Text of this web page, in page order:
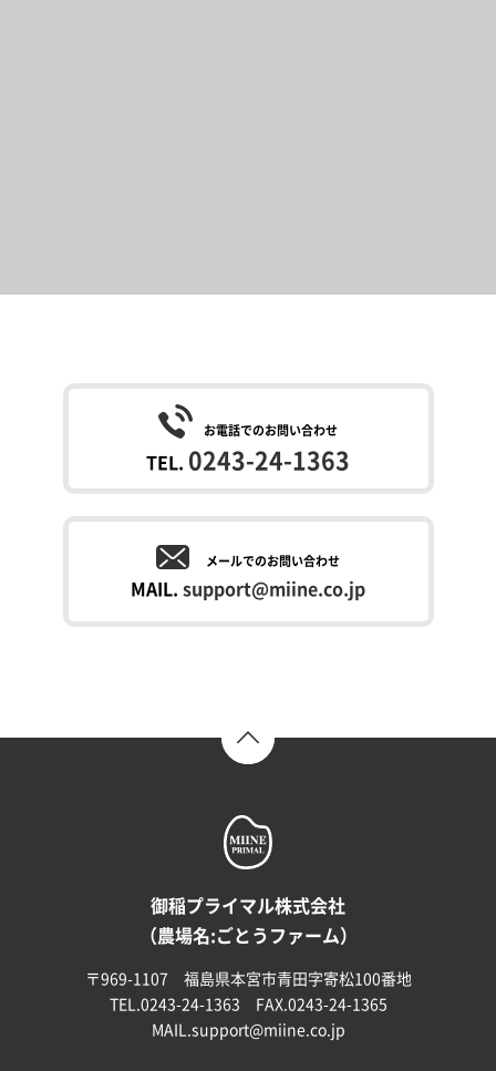
お電話でのお問い合わせ
TEL. 0243-24-1363
メールでのお問い合わせ
MAIL. support@miine.co.jp
御稲プライマル株式会社
（農場名:ごとうファーム）
〒969-1107 福島県本宮市青田字寄松100番地
TEL.0243-24-1363 FAX.0243-24-1365
MAIL. support@miine.co.jp